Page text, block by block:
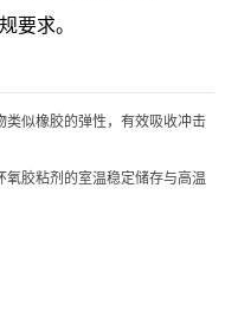
要求。
似橡胶的弹性，有效吸收冲击
胶粘剂的室温稳定储存与高温